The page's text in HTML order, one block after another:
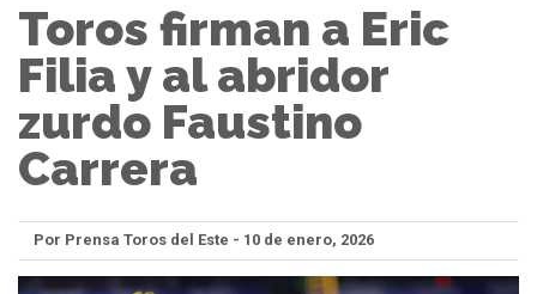
Toros firman a Eric
Filia y al abridor
zurdo Faustino
Carrera
Por Prensa Toros del Este - 10 de enero, 2026